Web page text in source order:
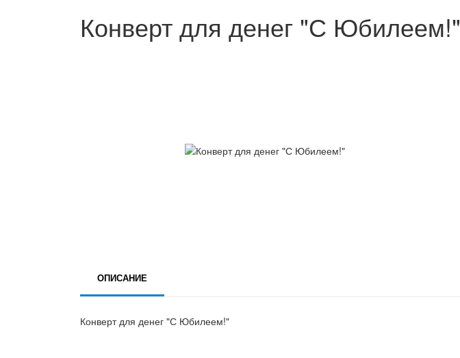
Конверт для денег "С Юбилеем!"
ОПИСАНИЕ
Конверт для денег "С Юбилеем!"